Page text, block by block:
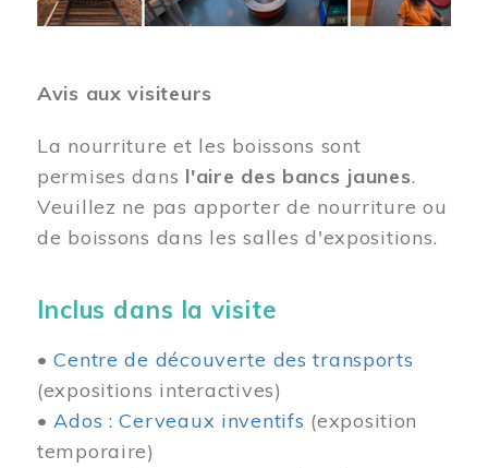
Avis aux visiteurs
La nourriture et les boissons sont
permises dans l'aire des bancs jaunes.
Veuillez ne pas apporter de nourriture ou
de boissons dans les salles d'expositions.
Inclus dans la visite
•Centre de découverte des transports
(expositions interactives)
•Ados : Cerveaux inventifs (exposition
temporaire)